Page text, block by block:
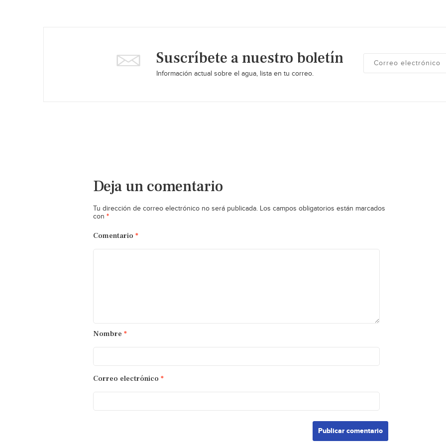
Suscríbete a nuestro boletín
Información actual sobre el agua, lista en tu correo.
Deja un comentario
Tu dirección de correo electrónico no será publicada. Los campos obligatorios están marcados
con *
Comentario *
Nombre *
Correo electrónico *